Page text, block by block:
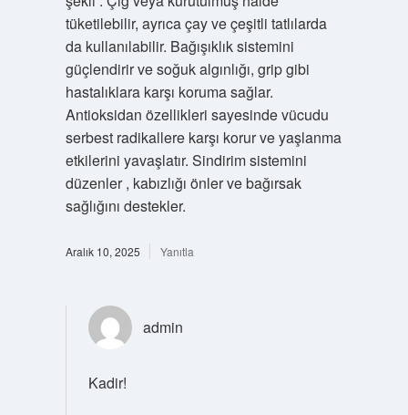
tüketilebilir, ayrıca çay ve çeşitli tatlılarda
da kullanılabilir. Bağışıklık sistemini
güçlendirir ve soğuk algınlığı, grip gibi
hastalıklara karşı koruma sağlar.
Antioksidan özellikleri sayesinde vücudu
serbest radikallere karşı korur ve yaşlanma
etkilerini yavaşlatır. Sindirim sistemini
düzenler , kabızlığı önler ve bağırsak
sağlığını destekler.
Aralık 10, 2025 Yanıtla
admin
Kadir!